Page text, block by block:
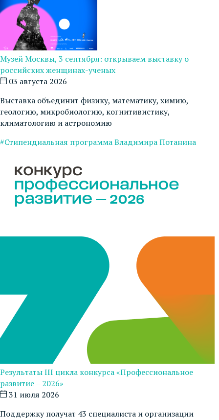
Музей Москвы, 3 сентября: открываем выставку о
российских женщинах-ученых
03 августа 2026
Выставка объединит физику, математику, химию,
геологию, микробиологию, когнитивистику,
климатологию и астрономию
#Стипендиальная программа Владимира Потанина
Результаты III цикла конкурса «Профессиональное
развитие – 2026»
31 июля 2026
Поддержку получат 43 специалиста и организации